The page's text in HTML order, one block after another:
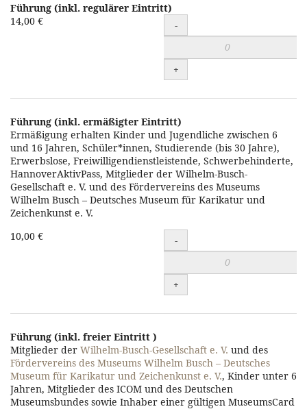
Führung (inkl. regulärer Eintritt)
14,00 €
Führung
(inkl.
regulärer
Eintritt)
zum
Warenkorb
hinzufügen
-
+
Führung (inkl. ermäßigter Eintritt)
Ermäßigung erhalten Kinder und Jugendliche zwischen 6
und 16 Jahren, Schüler*innen, Studierende (bis 30 Jahre),
Erwerbslose, Freiwilligendienstleistende, Schwerbehinderte,
HannoverAktivPass, Mitglieder der Wilhelm-Busch-
Gesellschaft e. V. und des Fördervereins des Museums
Wilhelm Busch – Deutsches Museum für Karikatur und
Zeichenkunst e. V.
10,00 €
Führung
(inkl.
ermäßigter
Eintritt)
zum
hinzufügen
-
+
Führung (inkl. freier Eintritt )
Mitglieder der Wilhelm-Busch-Gesellschaft e. V. und des
Fördervereins des Museums Wilhelm Busch – Deutsches
Museum für Karikatur und Zeichenkunst e. V., Kinder unter 6
Jahren, Mitglieder des ICOM und des Deutschen
Museumsbundes sowie Inhaber einer gültigen MuseumsCard